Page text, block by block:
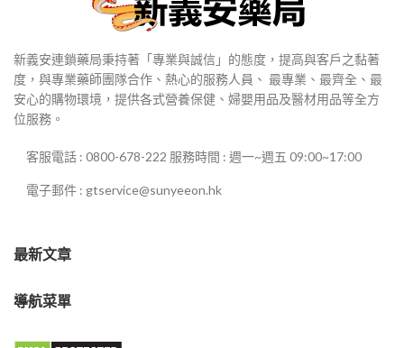
新義安連鎖藥局秉持著「專業與誠信」的態度，提高與客戶之黏著
度，與專業藥師團隊合作、熱心的服務人員、 最專業、最齊全、最
安心的購物環境，提供各式營養保健、婦嬰用品及醫材用品等全方
位服務。
客服電話 : 0800-678-222 服務時間 : 週一~週五 09:00~17:00
電子郵件 : gtservice@sunyeeon.hk
最新文章
導航菜單